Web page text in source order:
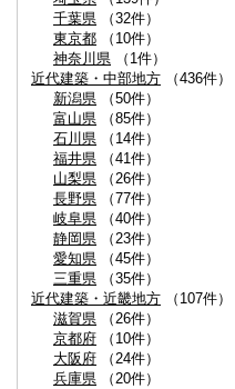
千葉県 （32件）
東京都 （10件）
神奈川県 （1件）
近代建築・中部地方 （436件）
新潟県 （50件）
富山県 （85件）
石川県 （14件）
福井県 （41件）
山梨県 （26件）
長野県 （77件）
岐阜県 （40件）
静岡県 （23件）
愛知県 （45件）
三重県 （35件）
近代建築・近畿地方 （107件）
滋賀県 （26件）
京都府 （10件）
大阪府 （24件）
兵庫県 （20件）